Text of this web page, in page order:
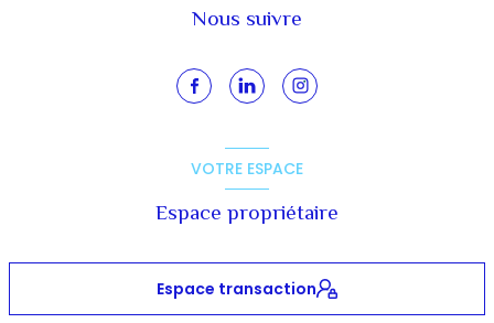
Nous suivre
VOTRE ESPACE
Espace propriétaire
Espace transaction